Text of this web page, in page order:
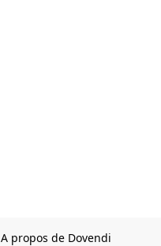
A propos de Dovendi